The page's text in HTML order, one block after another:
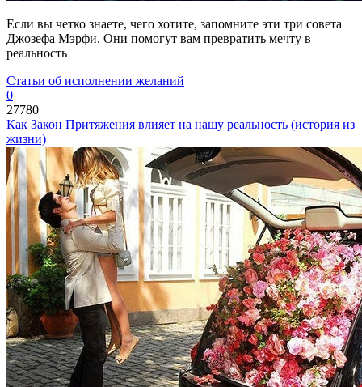
Если вы четко знаете, чего хотите, запомните эти три совета
Джозефа Мэрфи. Они помогут вам превратить мечту в
реальность
Статьи об исполнении желаний
0
27780
Как Закон Притяжения влияет на нашу реальность (история из
жизни)